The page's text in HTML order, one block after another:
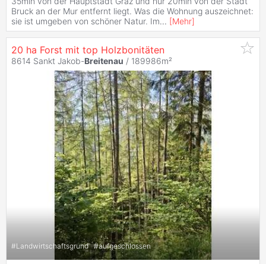
Bruck an der Mur entfernt liegt. Was die Wohnung auszeichnet:
sie ist umgeben von schöner Natur. Im... [Mehr]
20 ha Forst mit top Holzbonitäten
8614 Sankt Jakob-Breitenau / 189986m²
#Landwirtschaftsgrund #aufgeschlossen